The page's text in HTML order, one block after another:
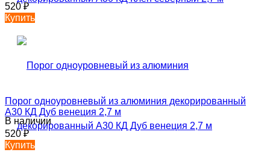
520₽
Купить
Порог одноуровневый из алюминия декорированный
А30 КД Дуб венеция 2,7 м
В наличии
520₽
Купить